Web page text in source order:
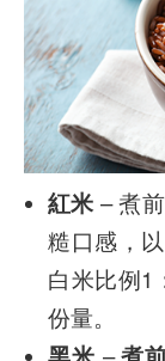
紅米– 煮前
糙口感，
白米比例1
份量。